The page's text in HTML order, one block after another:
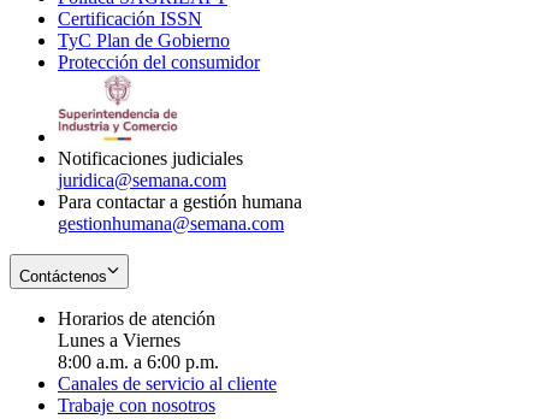
new
window
Certificación ISSN
in
new
TyC Plan de Gobierno
in
Protección del consumidorOpens
Notificaciones judiciales
juridica@semana.com
Para contactar a gestión humana
gestionhumana@semana.com
Contáctenos
Horarios de atención
Lunes a Viernes
8:00 a.m. a 6:00 p.m.
Canales de servicio al cliente
Trabaje con nosotros